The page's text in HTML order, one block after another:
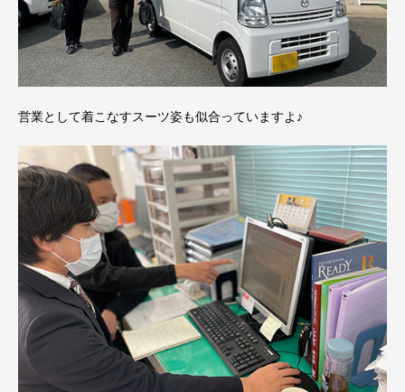
営業として着こなすスーツ姿も似合っていますよ♪